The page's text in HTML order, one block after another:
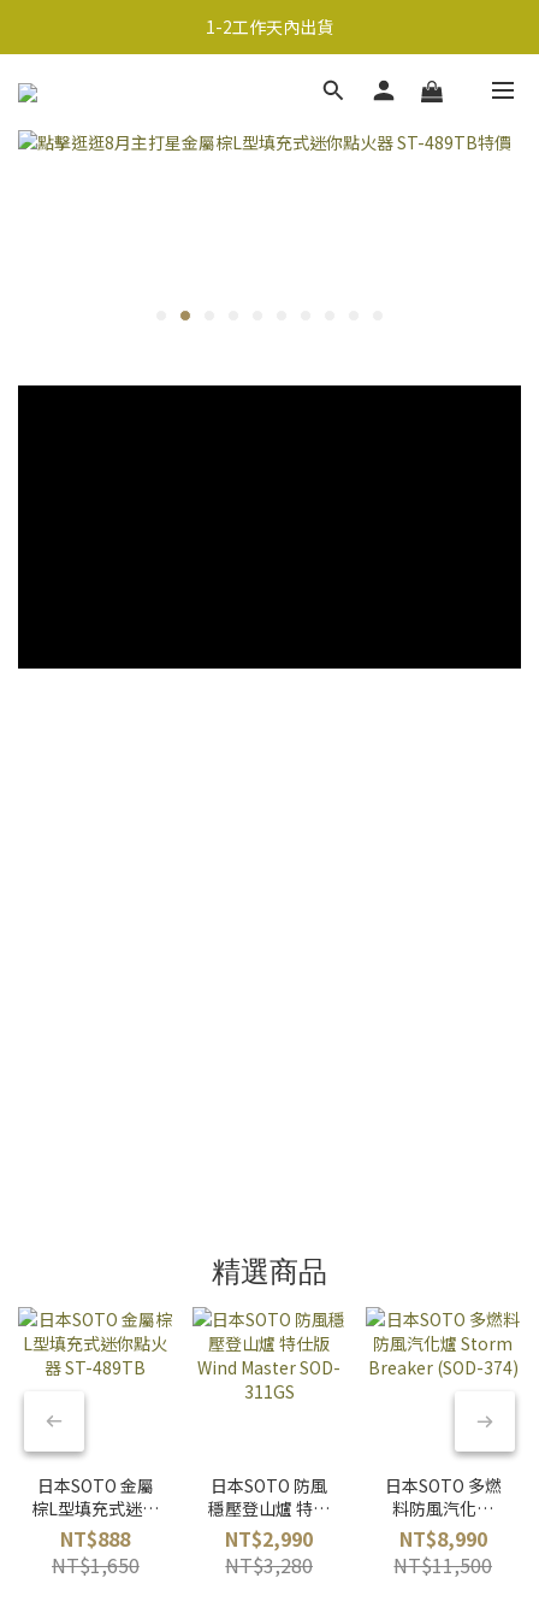
超商取貨690免運；宅配990免運
1-2工作天內出貨
超商取貨690免運；宅配990免運
精選商品
日本SOTO 金屬
棕L型填充式迷你
點火器 ST-
489TB
NT$888
NT$1,650
日本SOTO 防風
穩壓登山爐 特仕
版 Wind Master
SOD-311GS
NT$2,990
NT$3,280
日本SOTO 多燃
料防風汽化爐
Storm Breaker
(SOD-374)
NT$8,990
NT$11,500